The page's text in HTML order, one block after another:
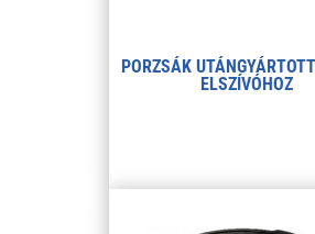
PORZSÁK
ELSZÍVÓHOZ